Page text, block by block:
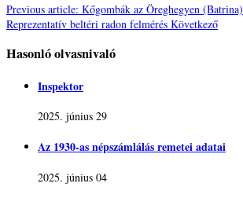
Previous article: Kőgombák az Öreghegyen (Batrina)
Reprezentatív beltéri radon felmérés Következő
Hasonló olvasnivaló
Inspektor
2025. június 29
Az 1930-as népszámlálás remetei adatai
2025. június 04